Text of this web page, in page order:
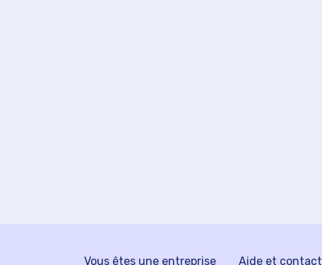
Vous êtes une entreprise Aide et contact